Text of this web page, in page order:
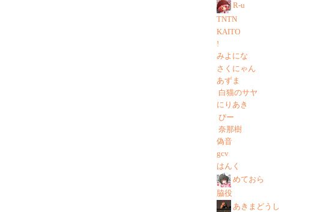
R-u
TNTN
KAITO
!
みよにな
さくにゃん
あずま
白猫のサヤ
にりあき
ぴー
奈那樹
偽音
gcv
はんく
めておら
脇役
あきまどうし